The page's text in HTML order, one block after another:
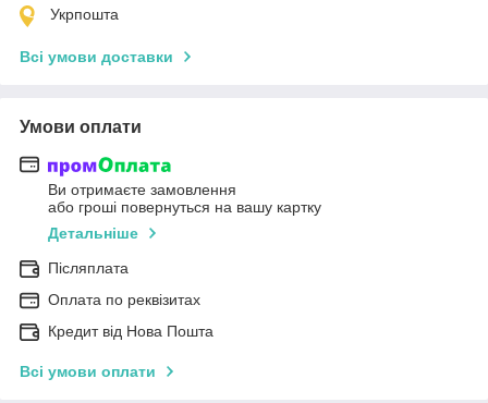
Укрпошта
Всі умови доставки
Умови оплати
Ви отримаєте замовлення
або гроші повернуться на вашу картку
Детальніше
Післяплата
Оплата по реквізитах
Кредит від Нова Пошта
Всі умови оплати